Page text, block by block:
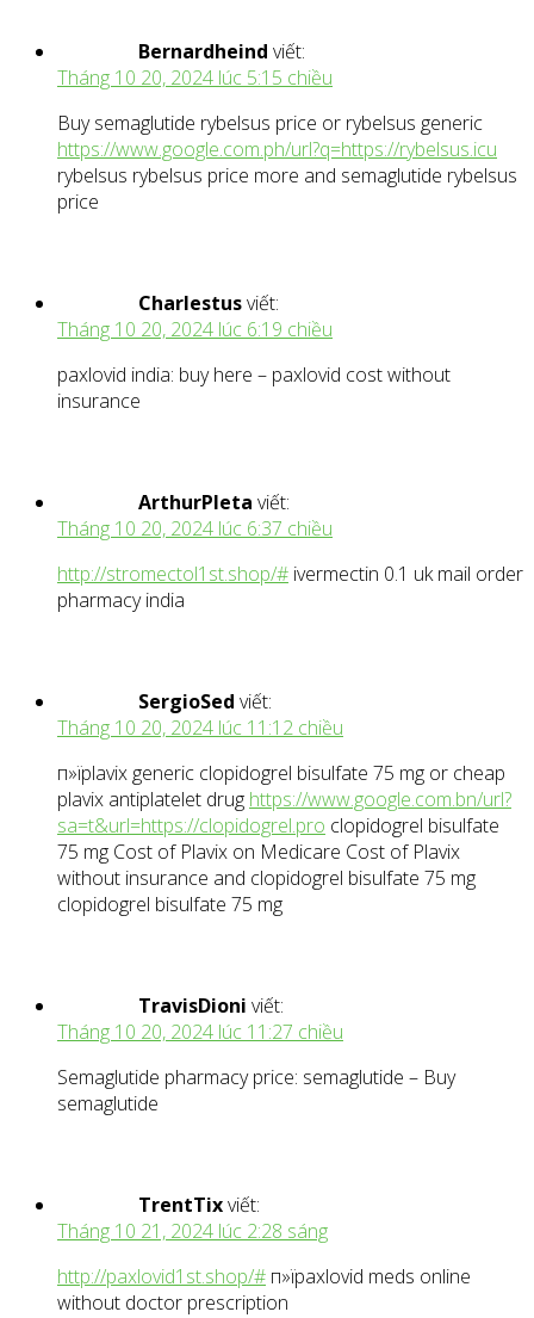
Bernardheind viết:
Tháng 10 20, 2024 lúc 5:15 chiều
Buy semaglutide rybelsus price or rybelsus generic
https://www.google.com.ph/url?q=https://rybelsus.icu
rybelsus rybelsus price more and semaglutide rybelsus
price
Charlestusviết:
Tháng 10 20, 2024 lúc 6:19 chiều
paxlovid india: buy here – paxlovid cost without
insurance
ArthurPleta viết:
Tháng 10 20, 2024 lúc 6:37 chiều
http://stromectol1st.shop/# ivermectin 0.1 uk mail order
pharmacy india
SergioSed viết:
Tháng 10 20, 2024 lúc 11:12 chiều
п»їplavix generic clopidogrel bisulfate 75 mg or cheap
plavix antiplatelet drug https://www.google.com.bn/url?
sa=t&url=https://clopidogrel.pro clopidogrel bisulfate
75 mg Cost of Plavix on Medicare Cost of Plavix
without insurance and clopidogrel bisulfate 75 mg
clopidogrel bisulfate 75 mg
TravisDioni viết:
Tháng 10 20, 2024 lúc 11:27 chiều
Semaglutide pharmacy price: semaglutide – Buy
semaglutide
TrentTixviết:
Tháng 10 21, 2024 lúc 2:28 sáng
http://paxlovid1st.shop/# п»їpaxlovid meds online
without doctor prescription